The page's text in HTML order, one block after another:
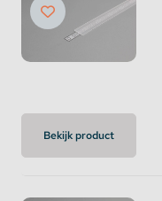
Bekijk product